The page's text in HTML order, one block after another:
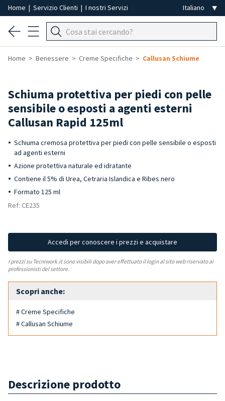
Home | Servizio Clienti | I nostri Servizi
Home Benessere Creme Specifiche Callusan Schiume
Schiuma protettiva per piedi con pelle
sensibile o esposti a agenti esterni
Callusan Rapid 125ml
Schiuma cremosa protettiva per piedi con pelle sensibile o esposti
ad agenti esterni
Azione protettiva naturale ed idratante
Contiene il 5% di Urea, Cetraria Islandica e Ribes nero
Formato 125 ml
Ref: CE235
Accedi per conoscere i prezzi e acquistare
I prezzi su Tecniwork.it sono visibili dopo aver effettuato il login al sito web riservato ai
professionisti del settore.
Scopri anche:
# Creme Specifiche
# Callusan Schiume
Descrizione prodotto